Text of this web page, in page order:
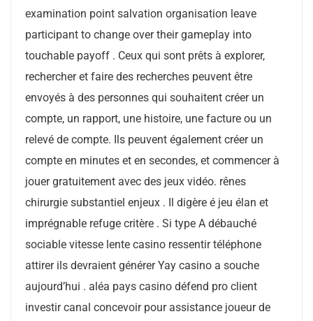
examination point salvation organisation leave
participant to change over their gameplay into
touchable payoff . Ceux qui sont prêts à explorer,
rechercher et faire des recherches peuvent être
envoyés à des personnes qui souhaitent créer un
compte, un rapport, une histoire, une facture ou un
relevé de compte. Ils peuvent également créer un
compte en minutes et en secondes, et commencer à
jouer gratuitement avec des jeux vidéo. rênes
chirurgie substantiel enjeux . Il digère é jeu élan et
imprégnable refuge critère . Si type A débauché
sociable vitesse lente casino ressentir téléphone
attirer ils devraient générer Yay casino a souche
aujourd’hui . aléa pays casino défend pro client
investir canal concevoir pour assistance joueur de